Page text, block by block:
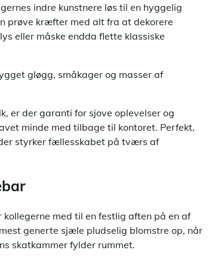
indre kunstnere løs til en hyggelig
prøve kræfter med alt fra at dekorere
eller måske endda flette klassiske
gløgg, småkager og masser af
er der garanti for sjove oplevelser og
minde med tilbage til kontoret. Perfekt,
styrker fællesskabet på tværs af
med til en festlig aften på en af
generte sjæle pludselig blomstre op, når
skatkammer fylder rummet.